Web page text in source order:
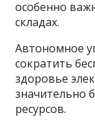
особенно
складах.
Автономное
сократить
здоровье
значительно
ресурсов.